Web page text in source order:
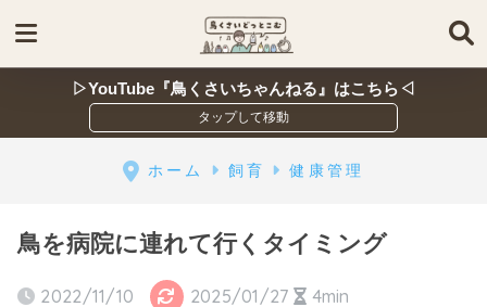
▷YouTube『鳥くさいちゃんねる』はこちら◁
ホーム 飼育 健康管理
鳥を病院に連れて行くタイミング
2022/11/10 2025/01/27 4min